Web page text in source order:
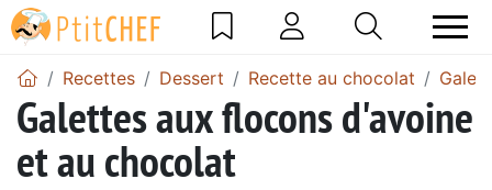
Recettes Dessert Recette au chocolat
Galettes aux flocons d'avoine
et au chocolat